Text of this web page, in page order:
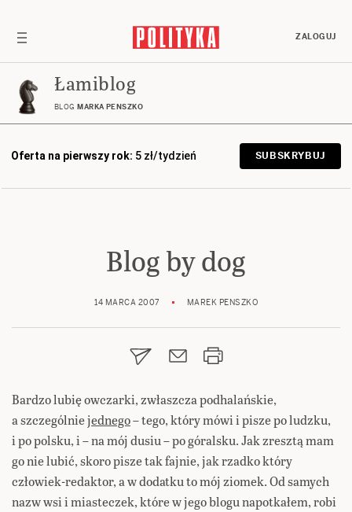
ZALOGUJ
Łamiblog
BLOG MARKA PENSZKO
Oferta na pierwszy rok: 5 zł/tydzień SUBSKRYBUJ
Blog by dog
14 MARCA 2007 MAREK PENSZKO
Bardzo lubię owczarki, zwłaszcza podhalańskie,
a szczególniejednego– tego, który mówi i pisze po ludzku,
i po polsku, i – na mój dusiu – po góralsku. Jak zresztą mam
go nie lubić, skoro pisze tak fajnie, jak rzadko który
człowiek-redaktor, a w dodatku to mój ziomek. Od samych
nazw wsi i miasteczek, które w jego blogu napotkałem, robi